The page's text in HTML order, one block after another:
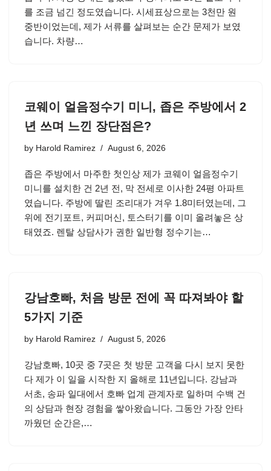
를 조금 넘긴 정도였습니다. 시세표상으로는 3천만 원
중반이었는데, 제가 서류를 살펴보는 순간 문제가 보였
습니다. 차량…
코웨이 얼음정수기 미니, 좁은 주방에서 2
년 쓰며 느낀 장단점은?
by Harold Ramirez August 6, 2026
좁은 주방에서 마주한 첫인상 제가 코웨이 얼음정수기
미니를 설치한 건 2년 전, 막 전세로 이사한 24평 아파트
였습니다. 주방에 딸린 조리대가 겨우 1.8미터였는데, 그
위에 전기포트, 커피머신, 토스터기를 이미 올려놓은 상
태였죠. 렌탈 상담사가 권한 일반형 정수기는…
강남호빠, 처음 방문 전에 꼭 따져봐야 할
5가지 기준
by Harold Ramirez August 5, 2026
강남호빠, 10곳 중 7곳은 첫 방문 고객을 다시 보지 못한
다 제가 이 일을 시작한 지 올해로 11년입니다. 강남과
서초, 송파 일대에서 호빠 업계 관계자로 일하며 수백 건
의 상담과 현장 경험을 쌓아왔습니다. 그동안 가장 안타
까웠던 순간은,…